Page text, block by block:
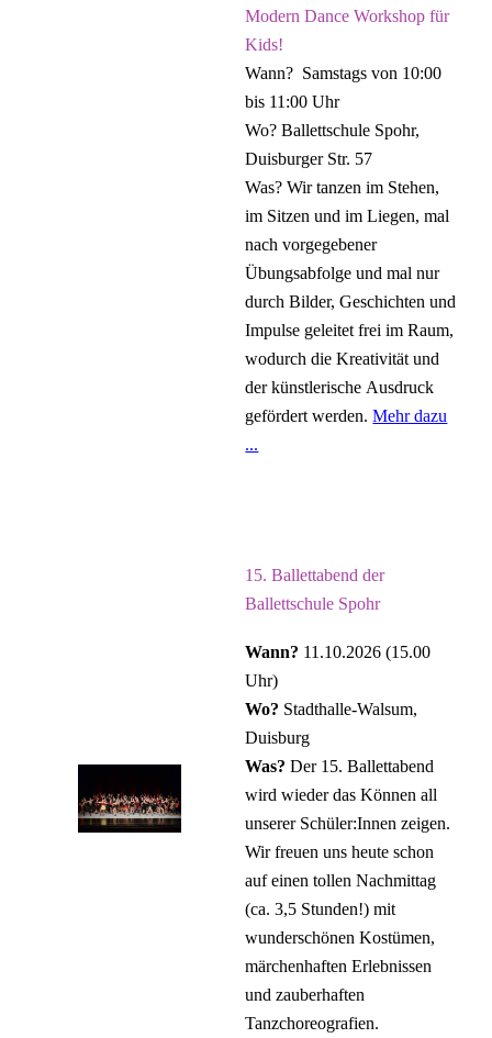
Modern Dance Workshop für
Kids!
Wann? Samstags von 10:00
bis 11:00 Uhr
Wo?Ballettschule Spohr,
Duisburger Str. 57
Was?Wir tanzen im Stehen,
im Sitzen und im Liegen, mal
nach vorgegebener
Übungsabfolge und mal nur
durch Bilder, Geschichten und
Impulse geleitet frei im Raum,
wodurch die Kreativität und
der künstlerische Ausdruck
gefördert werden.Mehr dazu
...
15. Ballettabend der
Ballettschule Spohr
Wann? 11.10.2026 (15.00
Uhr)
Wo? Stadthalle-Walsum,
Duisburg
Was?Der 15. Ballettabend
wird wieder das Können all
unserer Schüler:Innen zeigen.
Wir freuen uns heute schon
auf einen tollen Nachmittag
(ca. 3,5 Stunden!) mit
wunderschönen Kostümen,
märchenhaften Erlebnissen
und zauberhaften
Tanzchoreografien.